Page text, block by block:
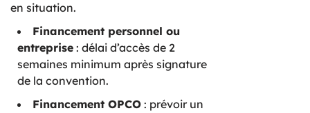
en situation.
Financement personnel ou
entreprise : délai d’accès de 2
semaines minimum après signature
de la convention.
Financement OPCO : prévoir un